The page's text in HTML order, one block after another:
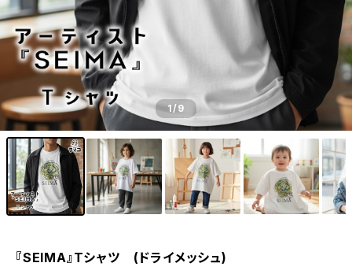
1/9
『SEIMA』Tシャツ (ドライメッシュ)